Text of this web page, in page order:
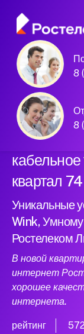
8
8
квартал
Уникальные
Wink,
Ростелеком
В новой
интернет
хорошее
интернета.
рейтинг